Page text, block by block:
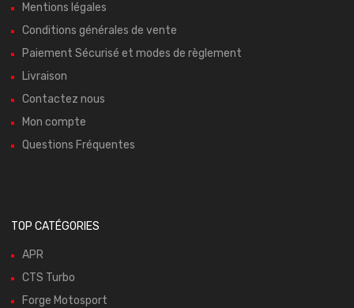
Mentions légales
Conditions générales de vente
Paiement Sécurisé et modes de règlement
Livraison
Contactez nous
Mon compte
Questions Fréquentes
TOP CATÉGORIES
APR
CTS Turbo
Forge Motosport